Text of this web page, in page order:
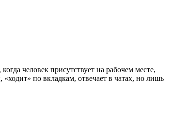
человек присутствует на рабочем месте,
по вкладкам, отвечает в чатах, но лишь